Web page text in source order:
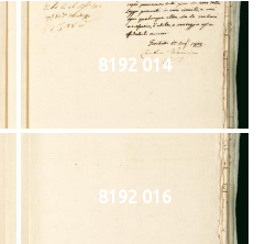
8192 014
8192 016